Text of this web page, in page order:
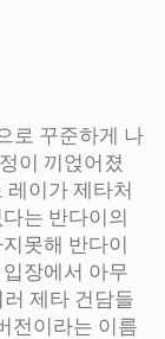
로 꾸준하게 나
이 끼얹어졌
레이가 제타처
는 반다이의
못해 반다이
장에서 아무
제타 건담들
전이라는 이름